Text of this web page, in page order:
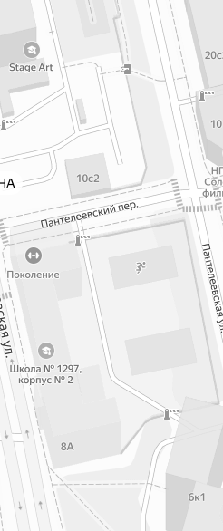
249/2
Аквамарин(Т.Бирюзовый)
245 2Бирюзовый
МП-
F222/2 2Морская
волна
МП-20-
F222/3 3Морская
волна
МП-
F257 Аквамарин
МП-
203/1 1Т.Бирюзовый
МП-
F254 Лагуна
МП-
4Св.Бирюзовый
МП-
2Океанская
МП-
309/1 1Т.Серый
МП-
F206 Бл.Бирюза
МП-
F321/1 Океан
МП-
191/2